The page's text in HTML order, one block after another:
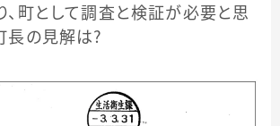
、町として調査と検証が必要と思
長の見解は？